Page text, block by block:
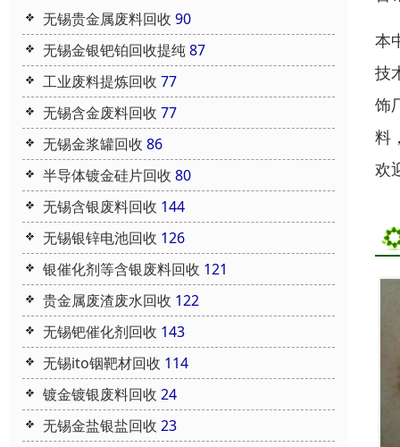
无锡贵金属废料回收 90
无锡金银钯铂回收提纯87
工业废料提炼回收 77
无锡含金废料回收 77
无锡金浆罐回收 86
半导体镀金硅片回收 80
无锡含银废料回收 144
无锡银锌电池回收 126
银催化剂等含银废料回收 121
贵金属废渣废水回收 122
无锡钯催化剂回收 143
无锡ito铟靶材回收 114
镀金镀银废料回收 24
无锡金盐银盐回收 23
本
技
饰
料
欢